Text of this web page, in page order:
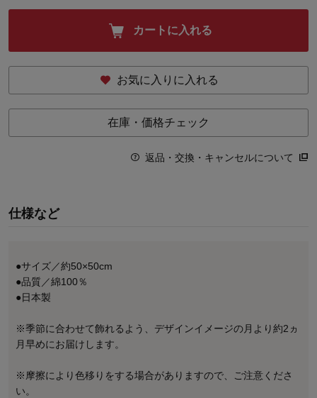
カートに入れる
お気に入りに入れる
在庫・価格チェック
返品・交換・キャンセルについて
仕様など
●サイズ／約50×50cm
●品質／綿100％
●日本製
※季節に合わせて飾れるよう、デザインイメージの月より約2ヵ
月早めにお届けします。
※摩擦により色移りをする場合がありますので、ご注意くださ
い。